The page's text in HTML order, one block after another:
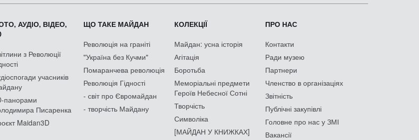
АУДІО, ВІДЕО,
з Революції
учасників
панорами
Писаренка
Maidan3D
ЩО ТАКЕ МАЙДАН
Революція на граніті
"Україна без Кучми"
Помаранчева революція
Революція Гідності
- світ про Євромайдан
- творчість Майдану
КОЛЕКЦІЇ
Майдан: усна історія
Агітація
Боротьба
Меморіальні предмети
Героїв Небесної Сотні
Творчість
Символіка
[МАЙДАН У КНИЖКАХ]
ПРО НАС
Контакти
Ради музею
Партнери
Членство в організаціях
Звітність
Публічні закупівлі
Головне про нас у ЗМІ
Вакансії